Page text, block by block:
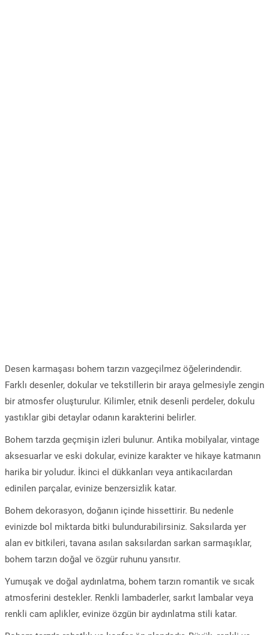
Desen karmaşası bohem tarzın vazgeçilmez öğelerindendir.
Farklı desenler, dokular ve tekstillerin bir araya gelmesiyle zengin
bir atmosfer oluşturulur. Kilimler, etnik desenli perdeler, dokulu
yastıklar gibi detaylar odanın karakterini belirler.
Bohem tarzda geçmişin izleri bulunur. Antika mobilyalar, vintage
aksesuarlar ve eski dokular, evinize karakter ve hikaye katmanın
harika bir yoludur. İkinci el dükkanları veya antikacılardan
edinilen parçalar, evinize benzersizlik katar.
Bohem dekorasyon, doğanın içinde hissettirir. Bu nedenle
evinizde bol miktarda bitki bulundurabilirsiniz. Saksılarda yer
alan ev bitkileri, tavana asılan saksılardan sarkan sarmaşıklar,
bohem tarzın doğal ve özgür ruhunu yansıtır.
Yumuşak ve doğal aydınlatma, bohem tarzın romantik ve sıcak
atmosferini destekler. Renkli lambaderler, sarkıt lambalar veya
renkli cam aplikler, evinize özgün bir aydınlatma stili katar.